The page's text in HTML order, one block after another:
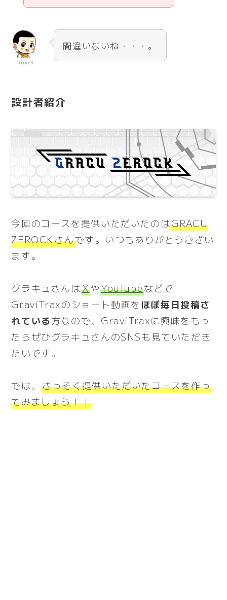
ono3
間違いないね・・・。
設計者紹介
今回のコースを提供いただいたのはGRACU
ZEROCKさんです。いつもありがとうござい
ます。
グラキュさんはXやYouTubeなどで
GraviTraxのショート動画をほぼ毎日投稿さ
れている方なので、GraviTraxに興味をもっ
たらぜひグラキュさんのSNSも見ていただき
たいです。
では、さっそく提供いただいたコースを作っ
てみましょう！！